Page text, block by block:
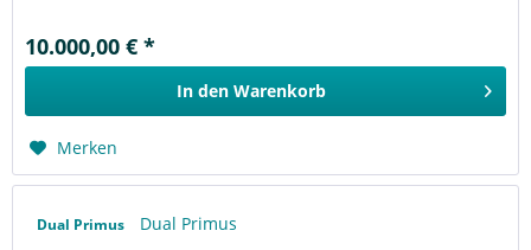
10.000,00 € *
In den Warenkorb
Merken
Dual Primus Dual Primus